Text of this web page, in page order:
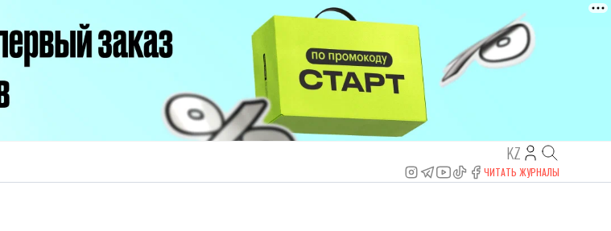
KZ
ЧИТАТЬ ЖУРНАЛЫ